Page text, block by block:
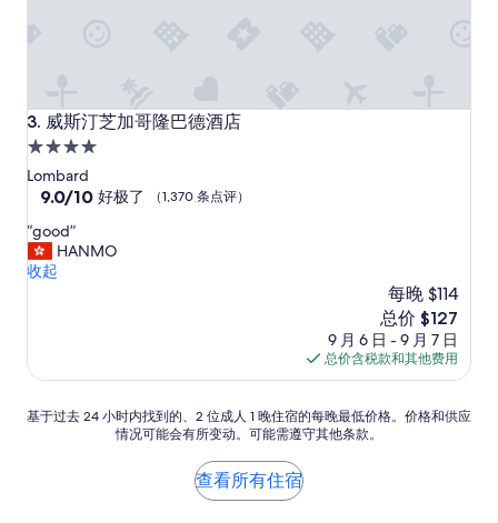
3. 威斯汀芝加哥隆巴德酒店
威斯汀芝加哥隆巴德酒店
4.0
星
住
宿
Lombard
9.0
总
分
10，
条
评）
9.0/10 好极了 （1,370 条点评）
“
g
o
“good”
HANMO
收起
每晚 $114
新
价
格
$127
总价 $127
9 月 6 日 - 9 月 7 日
总价含税款和其他费用
基
基于过去 24 小时内找到的、2 位成人 1 晚住宿的每晚最低价格。价格和供应
情况可能会有所变动。可能需遵守其他条款。
查看所有住宿